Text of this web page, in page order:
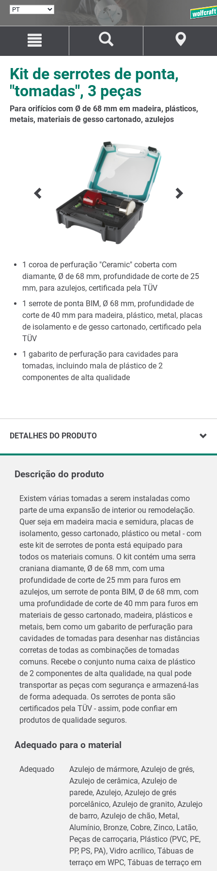
SELECIONAR
Avançar
o
conteúdo
Avançar
a
navegação
Kit de serrotes de ponta,
"tomadas", 3 peças
Para orifícios com Ø de 68 mm em madeira, plásticos,
metais, materiais de gesso cartonado, azulejos
1 coroa de perfuração "Ceramic" coberta com
diamante, Ø de 68 mm, profundidade de corte de 25
mm, para azulejos, certificada pela TÜV
1 serrote de ponta BIM, Ø 68 mm, profundidade de
corte de 40 mm para madeira, plástico, metal, placas
de isolamento e de gesso cartonado, certificado pela
TÜV
1 gabarito de perfuração para cavidades para
tomadas, incluindo mala de plástico de 2
componentes de alta qualidade
DETALHES DO PRODUTO
Descrição do produto
Existem várias tomadas a serem instaladas como
parte de uma expansão de interior ou remodelação.
Quer seja em madeira macia e semidura, placas de
isolamento, gesso cartonado, plástico ou metal - com
este kit de serrotes de ponta está equipado para
todos os materiais comuns. O kit contém uma serra
craniana diamante, Ø de 68 mm, com uma
profundidade de corte de 25 mm para furos em
azulejos, um serrote de ponta BIM, Ø de 68 mm, com
uma profundidade de corte de 40 mm para furos em
materiais de gesso cartonado, madeira, plásticos e
metais, bem como um gabarito de perfuração para
cavidades de tomadas para desenhar nas distâncias
corretas de todas as combinações de tomadas
comuns. Recebe o conjunto numa caixa de plástico
de 2 componentes de alta qualidade, na qual pode
transportar as peças com segurança e armazená-las
de forma adequada. Os serrotes de ponta são
certificados pela TÜV - assim, pode confiar em
produtos de qualidade seguros.
Adequado para o material
Adequado
Azulejo de mármore, Azulejo de grés,
Azulejo de cerâmica, Azulejo de
parede, Azulejo, Azulejo de grés
porcelânico, Azulejo de granito, Azulejo
de barro, Azulejo de chão, Metal,
Alumínio, Bronze, Cobre, Zinco, Latão,
Peças de carroçaria, Plástico (PVC, PE,
PP, PS, PA), Vidro acrílico, Tábuas de
terraço em WPC, Tábuas de terraço em